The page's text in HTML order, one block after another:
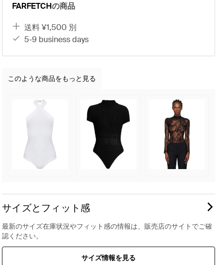
FARFETCHの商品
送料 ¥1,500 別
5-9 business days
このような商品をもっと見る
サイズとフィット感
最新のサイズ在庫状況やフィット感の情報は、販売店のサイトでご確
認ください。
サイズ情報を見る